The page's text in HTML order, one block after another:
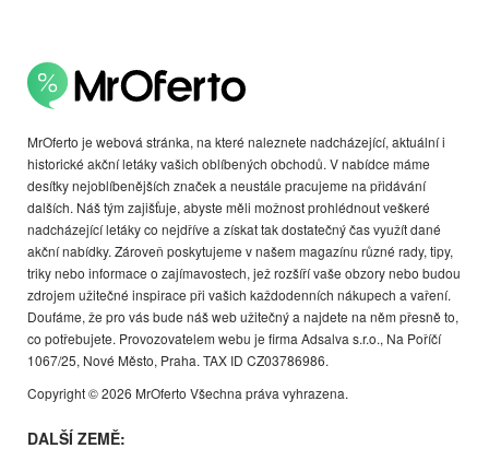
MrOferto je webová stránka, na které naleznete nadcházející, aktuální i
historické akční letáky vašich oblíbených obchodů. V nabídce máme
desítky nejoblíbenějších značek a neustále pracujeme na přidávání
dalších. Náš tým zajišťuje, abyste měli možnost prohlédnout veškeré
nadcházející letáky co nejdříve a získat tak dostatečný čas využít dané
akční nabídky. Zároveň poskytujeme v našem magazínu různé rady, tipy,
triky nebo informace o zajímavostech, jež rozšíří vaše obzory nebo budou
zdrojem užitečné inspirace při vašich každodenních nákupech a vaření.
Doufáme, že pro vás bude náš web užitečný a najdete na něm přesně to,
co potřebujete. Provozovatelem webu je firma Adsalva s.r.o., Na Poříčí
1067/25, Nové Město, Praha. TAX ID CZ03786986.
Copyright © 2026 MrOferto Všechna práva vyhrazena.
DALŠÍ ZEMĚ: